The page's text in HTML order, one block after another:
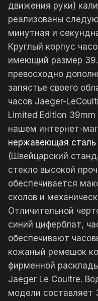
движения руки)
реализованы
минутная и
Круглый корпус
имеющий размер
превосходно
запястье своего
часов Jaeger-
Limited Edition
нашем интернет-
нержавеющая сталь
(Швейцарский
стекло высокой
обеспечивается
сколов и
Отличительной
синий циферблат,
обеспечивают
кожаный ремешок
фирменной
Jaeger Le Coultre.
модели составляет